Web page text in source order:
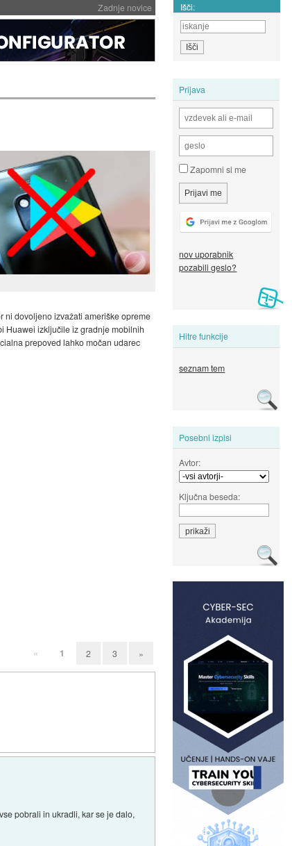
Zadnje novice Išči:
Prijava
Zapomni si me
nov uporabnik
pozabili geslo?
Hitre funkcije
seznam tem
Posebni izpisi
Avtor:
Ključna beseda:
ni dovoljeno izvažati ameriške opreme
Huawei izključile iz gradnje mobilnih
prepoved lahko močan udarec
« 1 2 3 »
pobrali in ukradli, kar se je dalo,